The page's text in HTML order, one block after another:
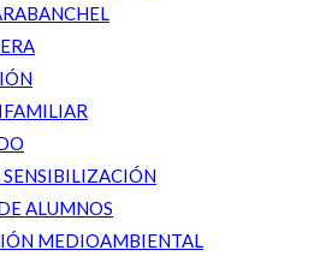
SENSIBILIZACIÓN
ALUMNOS
MEDIOAMBIENTAL